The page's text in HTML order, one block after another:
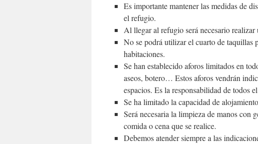
Es importante mantener las medidas de
el refugio.
Al llegar al refugio será necesario
No se podrá utilizar el cuarto de taquillas
habitaciones.
Se han establecido aforos limitados en
aseos, botero… Estos aforos vendrán
espacios. Es la responsabilidad de todos
Se ha limitado la capacidad de
Será necesaria la limpieza de manos con
comida o cena que se realice.
Debemos atender siempre a las